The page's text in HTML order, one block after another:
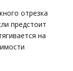
отрезка
предстоит
на